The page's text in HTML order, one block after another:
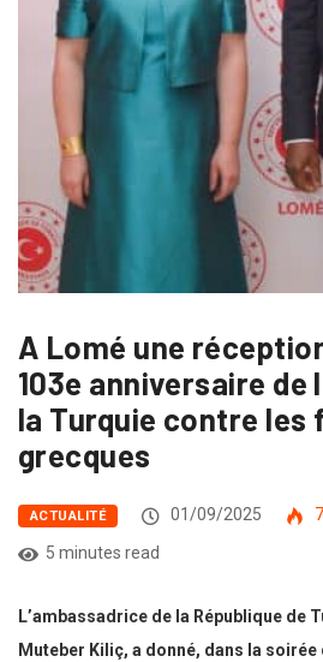
A Lomé une
103e anniversaire de
la Turquie contre les
grecques
ACTUALITÉ 01/09/2025
5 minutes read
L’ambassadrice de la République de
Muteber Kiliç, a donné, dans la